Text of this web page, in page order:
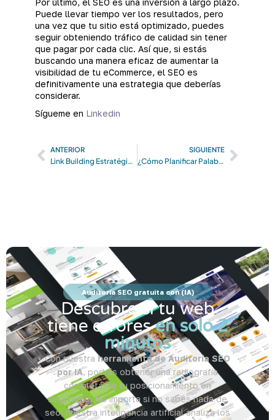
Por último, el SEO es una inversión a largo plazo.
Puede llevar tiempo ver los resultados, pero
una vez que tu sitio está optimizado, puedes
seguir obteniendo tráfico de calidad sin tener
que pagar por cada clic. Así que, si estás
buscando una manera eficaz de aumentar la
visibilidad de tu eCommerce, el SEO es
definitivamente una estrategia que deberías
considerar.
Sígueme en Linkedin
ANTERIOR
Link Building Estratégico: Mejora tu SEO y Autoridad Online
SIGUIENTE
¿Cómo Planificar Palabras Clave para SEO? Métodos y Herramientas
Auditoría SEO gratuita con (IA)
Descubre si tu web
tiene erroresen solo 2
minutos
Con nuestra herramienta de Auditoría SEO
por IA, podrás obtener una radiografía
completa de tu posicionamiento en
segundos. No importa si no sabes nada de
seo; nuestra inteligencia artificial analiza los